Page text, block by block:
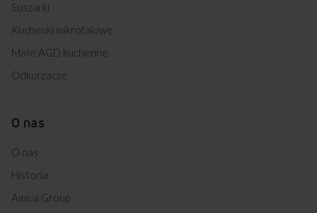
Suszarki
Kuchenki mikrofalowe
Małe AGD kuchenne
Odkurzacze
O nas
O nas
Historia
Amica Group